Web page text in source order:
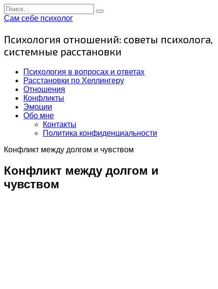
Перейти
к
Search
for:
Сам себе психолог
Психология отношений: советы психолога,
системные расстановки
Психология в вопросах и ответах
Расстановки по Хеллингеру
Отношения
Конфликты
Эмоции
Обо мне
Контакты
Политика конфиденциальности
Конфликт между долгом и чувством
Конфликт между долгом и
чувством